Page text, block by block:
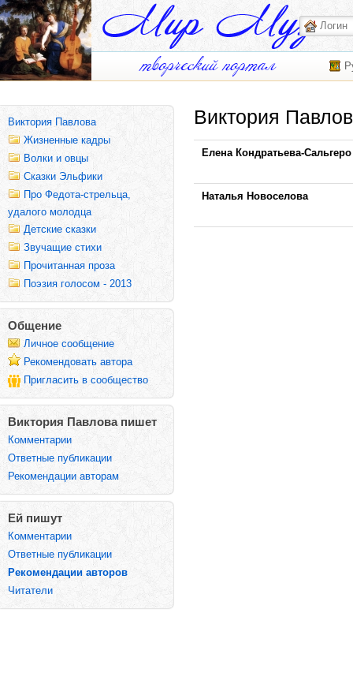
Виктория Павлова
Жизненные кадры
Волки и овцы
Сказки Эльфики
Про Федота-стрельца,
удалого молодца
Детские сказки
Звучащие стихи
Прочитанная проза
Поэзия голосом - 2013
Общение
Личное сообщение
Рекомендовать автора
Пригласить в сообщество
Виктория Павлова пишет
Комментарии
Ответные публикации
Рекомендации авторам
Ей пишут
Комментарии
Ответные публикации
Рекомендации авторов
Читатели
Виктория
Елена Кондратьева-Сальгеро
Наталья Новоселова